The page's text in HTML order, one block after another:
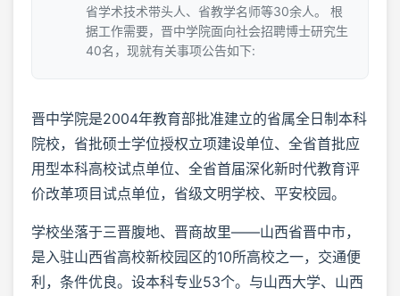
省学术技术带头人、省教学名师等30余人。 根
据工作需要，晋中学院面向社会招聘博士研究生
40名，现就有关事项公告如下:
晋中学院是2004年教育部批准建立的省属全日制本科
院校，省批硕士学位授权立项建设单位、全省首批应
用型本科高校试点单位、全省首届深化新时代教育评
价改革项目试点单位，省级文明学校、平安校园。
学校坐落于三晋腹地、晋商故里——山西省晋中市，
是入驻山西省高校新校园区的10所高校之一，交通便
利，条件优良。设本科专业53个。与山西大学、山西